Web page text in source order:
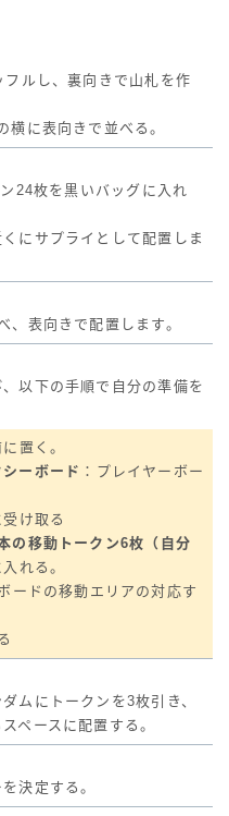
フルし、裏向きで山札を作
横に表向きで並べる。
24枚を黒いバッグに入れ
にサプライとして配置しま
、表向きで配置します。
以下の手順で自分の準備を
置く。
ーボード ：プレイヤーボー
受け取る
の移動トークン6枚（自分
れる。
ードの移動エリアの対応す
ムにトークンを3枚引き、
ペースに配置する。
決定する。